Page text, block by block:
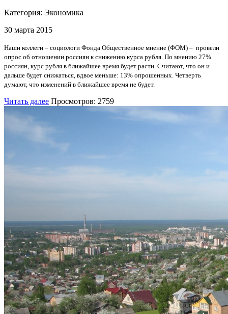
Категория: Экономика
30 марта 2015
Наши коллеги – социологи Фонда Общественное мнение (ФОМ) – провели
опрос об отношении россиян к снижению курса рубля. По мнению 27%
россиян, курс рубля в ближайшее время будет расти. Считают, что он и
дальше будет снижаться, вдвое меньше: 13% опрошенных. Четверть
думают, что изменений в ближайшее время не будет.
Читать далее Просмотров: 2759